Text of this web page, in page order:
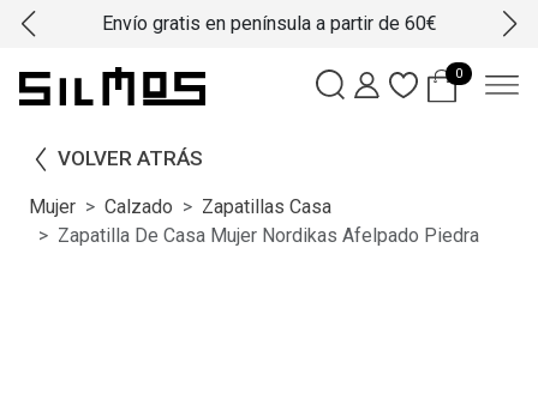
Envío gratis en península a partir de 60€
0
VOLVER ATRÁS
Mujer Calzado
Zapatillas Casa
Zapatilla De Casa Mujer Nordikas Afelpado Piedra